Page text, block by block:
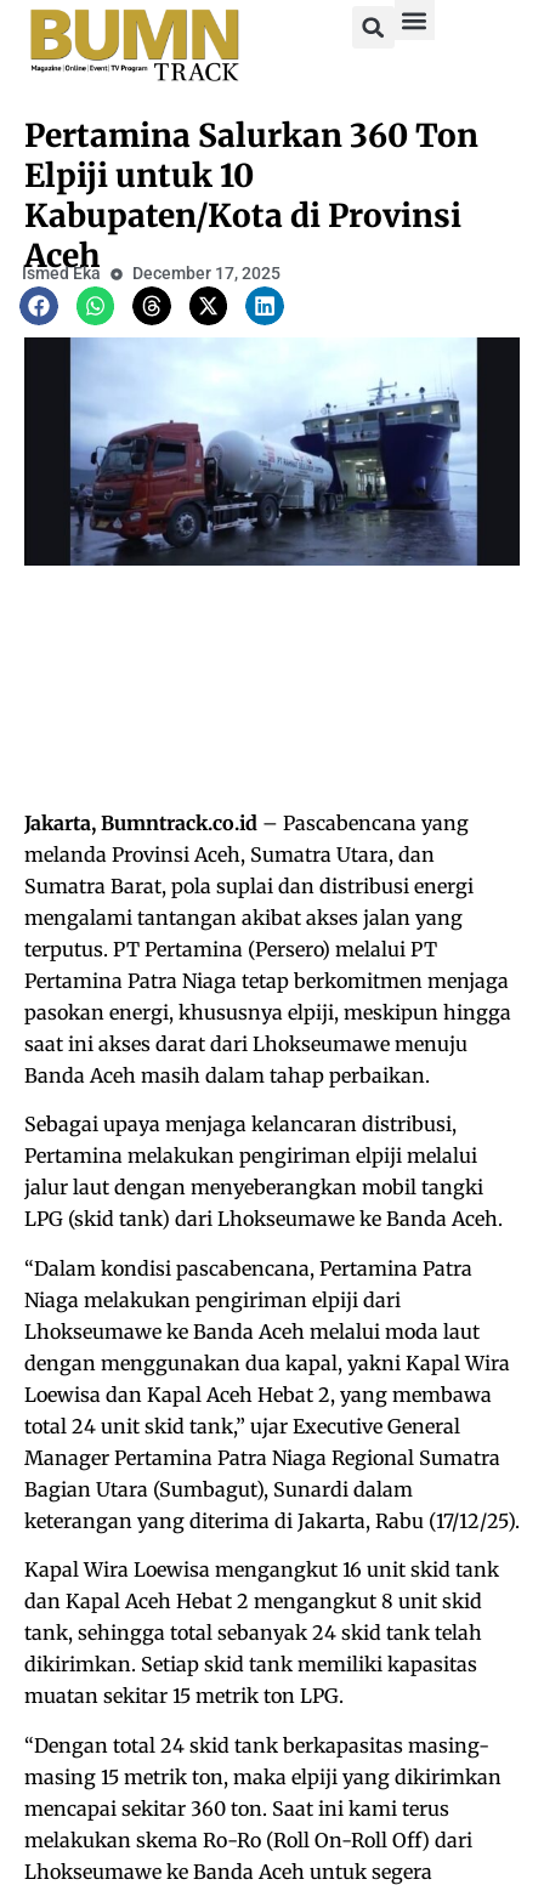
Pertamina Salurkan 360 Ton
Elpiji untuk 10
Kabupaten/Kota di Provinsi
Aceh
Ismed Eka December 17, 2025
Jakarta, Bumntrack.co.id – Pascabencana yang
melanda Provinsi Aceh, Sumatra Utara, dan
Sumatra Barat, pola suplai dan distribusi energi
mengalami tantangan akibat akses jalan yang
terputus. PT Pertamina (Persero) melalui PT
Pertamina Patra Niaga tetap berkomitmen menjaga
pasokan energi, khususnya elpiji, meskipun hingga
saat ini akses darat dari Lhokseumawe menuju
Banda Aceh masih dalam tahap perbaikan.
Sebagai upaya menjaga kelancaran distribusi,
Pertamina melakukan pengiriman elpiji melalui
jalur laut dengan menyeberangkan mobil tangki
LPG (skid tank) dari Lhokseumawe ke Banda Aceh.
“Dalam kondisi pascabencana, Pertamina Patra
Niaga melakukan pengiriman elpiji dari
Lhokseumawe ke Banda Aceh melalui moda laut
dengan menggunakan dua kapal, yakni Kapal Wira
Loewisa dan Kapal Aceh Hebat 2, yang membawa
total 24 unit skid tank,” ujar Executive General
Manager Pertamina Patra Niaga Regional Sumatra
Bagian Utara (Sumbagut), Sunardi dalam
keterangan yang diterima di Jakarta, Rabu (17/12/25).
Kapal Wira Loewisa mengangkut 16 unit skid tank
dan Kapal Aceh Hebat 2 mengangkut 8 unit skid
tank, sehingga total sebanyak 24 skid tank telah
dikirimkan. Setiap skid tank memiliki kapasitas
muatan sekitar 15 metrik ton LPG.
“Dengan total 24 skid tank berkapasitas masing-
masing 15 metrik ton, maka elpiji yang dikirimkan
mencapai sekitar 360 ton. Saat ini kami terus
melakukan skema Ro-Ro (Roll On-Roll Off) dari
Lhokseumawe ke Banda Aceh untuk segera